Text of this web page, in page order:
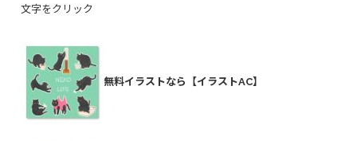
文字をクリック
無料イラストなら【イラストAC】